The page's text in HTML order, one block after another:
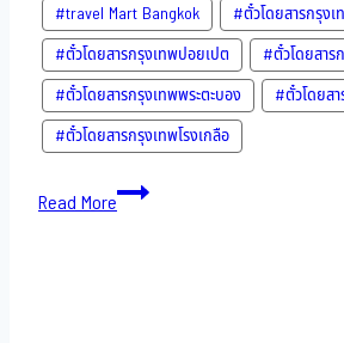
#travel Mart Bangkok
#ตั๋วโดยสารกรุง
#ตั๋วโดยสารกรุงเทพปอยเปต
#ตั๋วโดยสา
#ตั๋วโดยสารกรุงเทพพระตะบอง
#ตั๋วโดยส
#ตั๋วโดยสารกรุงเทพโรงเกลือ
Read MoreBus
to